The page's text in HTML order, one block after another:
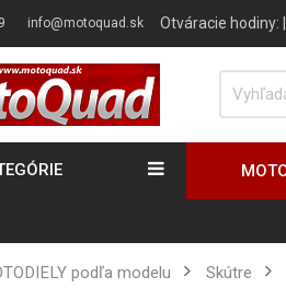
info@motoquad.sk Otváracie hodiny:
podľa modelu Skútre